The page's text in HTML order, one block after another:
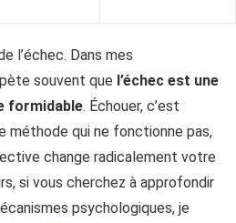
l’échec. Dans mes
souvent que l’échec est une
formidable. Échouer, c’est
méthode qui ne fonctionne pas,
change radicalement votre
si vous cherchez à approfondir
psychologiques, je